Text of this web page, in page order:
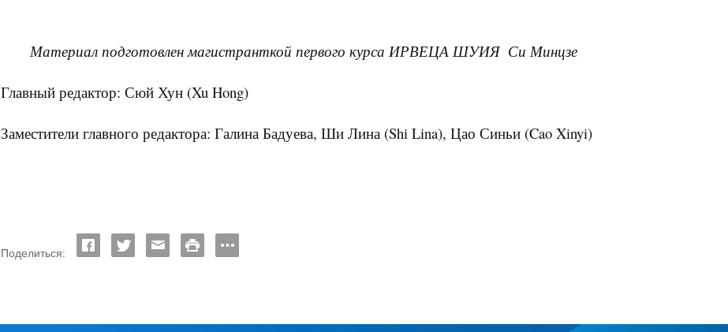
Материал подготовлен магистранткой первого курса ИРВЕЦА ШУИЯ Си Минцзе
Главный редактор: Сюй Хун (Xu Hong)
Заместители главного редактора: Галина Бадуева, Ши Лина (Shi Lina), Цао Синьи (Cao Xinyi)
Поделиться: